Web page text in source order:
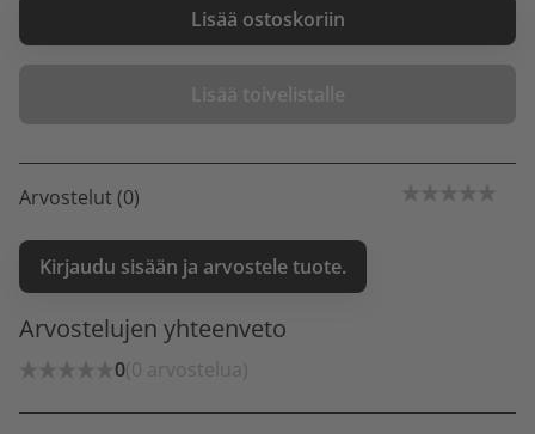
Lisää ostoskoriin
Lisää toivelistalle
Arvostelut (0)
Kirjaudu sisään ja arvostele tuote.
Arvostelujen yhteenveto
0(0 arvostelua)